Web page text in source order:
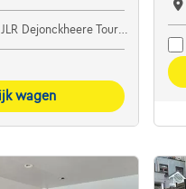
JLR Dejonckheere Tournai
wagen